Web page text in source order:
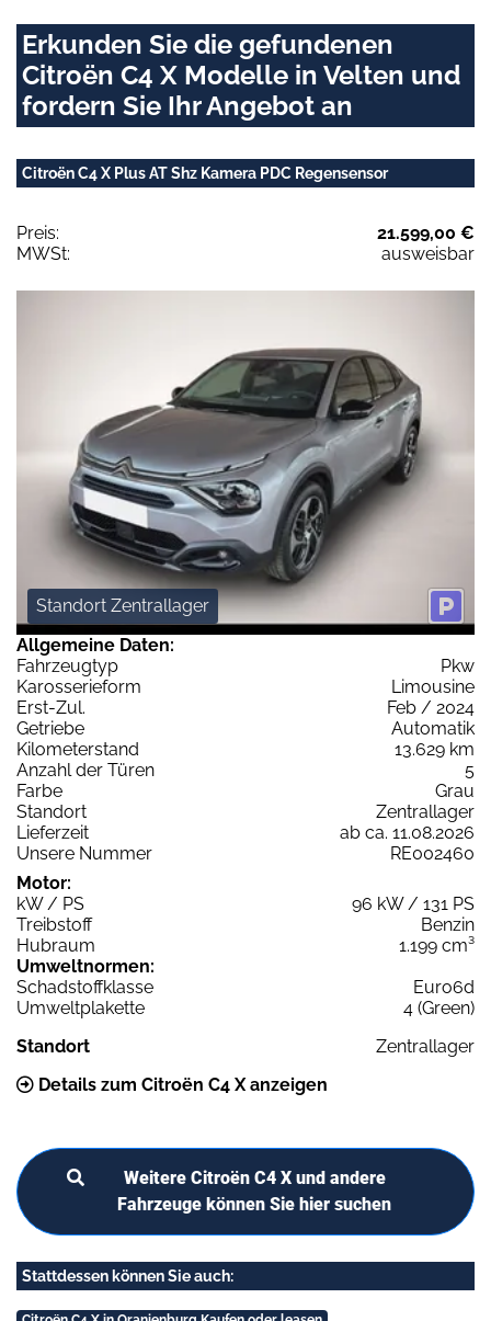
Erkunden Sie die gefundenen
Citroën C4 X Modelle in Velten und
fordern Sie Ihr Angebot an
Citroën C4 X Plus AT Shz Kamera PDC Regensensor
Preis:
21.599,00 €
MWSt:
ausweisbar
Standort Zentrallager
Allgemeine Daten:
Fahrzeugtyp
Pkw
Karosserieform
Limousine
Erst-Zul.
Feb / 2024
Getriebe
Automatik
Kilometerstand
13.629 km
Anzahl der Türen
5
Farbe
Grau
Standort
Zentrallager
Lieferzeit
ab ca. 11.08.2026
Unsere Nummer
RE002460
Motor:
kW / PS
96 kW / 131 PS
Treibstoff
Benzin
Hubraum
1.199 cm³
Umweltnormen:
Schadstoffklasse
Euro6d
Umweltplakette
4 (Green)
Standort
Zentrallager
Details zum Citroën C4 X anzeigen
Weitere Citroën C4 X und andere
Fahrzeuge können Sie hier suchen
Stattdessen können Sie auch: